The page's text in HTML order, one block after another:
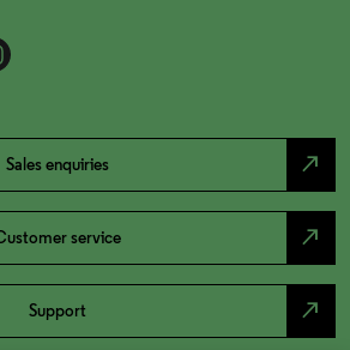
Sales enquiries north_east
service north_east
Support north_east